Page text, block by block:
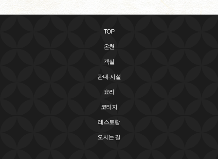
TOP
온천
객실
관내·시설
요리
코티지
레스토랑
오시는 길